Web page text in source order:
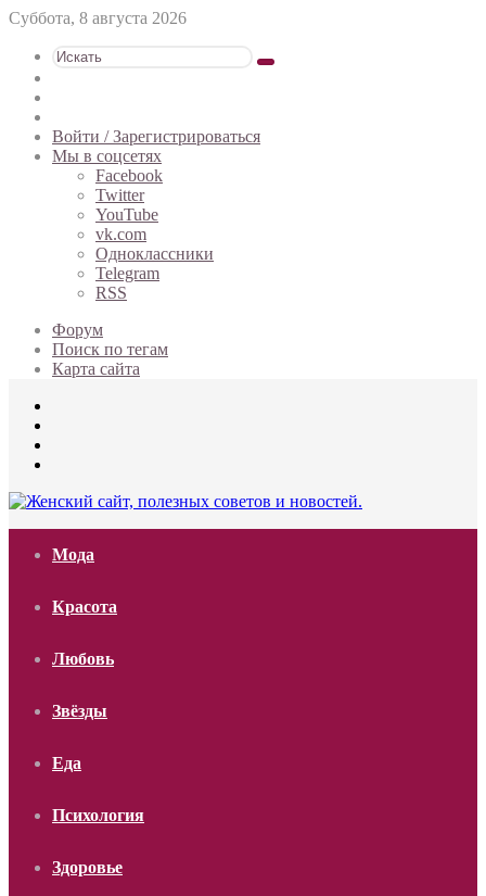
Суббота, 8 августа 2026
Искать
статья
Войти / Зарегистрироваться
Мы в соцсетях
Facebook
Twitter
YouTube
vk.com
Одноклассники
Telegram
RSS
Форум
Поиск по тегам
Карта сайта
Мода
Красота
Любовь
Звёзды
Еда
Психология
Здоровье